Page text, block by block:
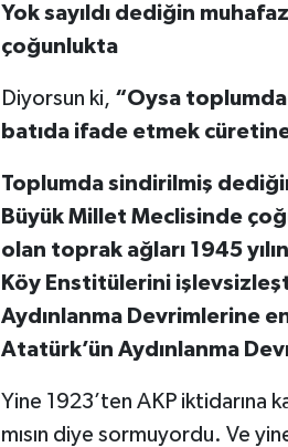
Yok sayıldı dediğin
çoğunlukta
Diyorsun ki, “Oysa
batıda ifade etmek
Toplumda sindirilmiş
Büyük Millet Meclisinde
olan toprak ağları 1945
Köy Enstitülerini
Aydınlanma Devrimlerine
Atatürk’ün Aydınlanma
Yine 1923’ten AKP iktidarına
mısın diye sormuyordu. Ve